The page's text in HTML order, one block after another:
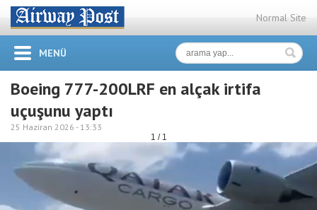
Normal Site
MENÜ
Boeing 777-200LRF en alçak irtifa
uçuşunu yaptı
25 Haziran 2026 - 13:33
1 / 1